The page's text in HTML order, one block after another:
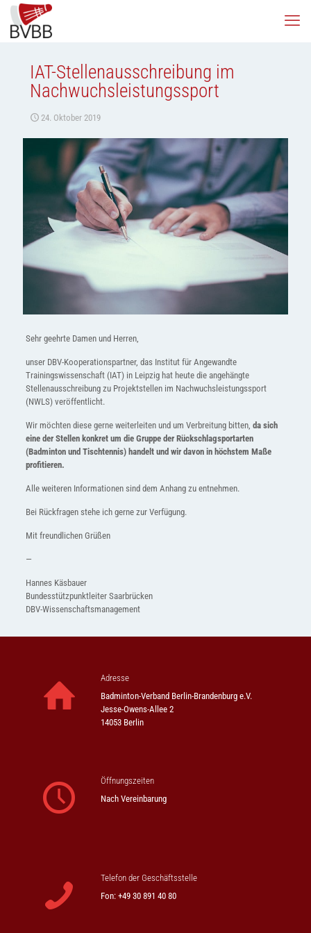
IAT-Stellenausschreibung im
Nachwuchsleistungssport
24. Oktober 2019
Sehr geehrte Damen und Herren,
unser DBV-Kooperationspartner, das Institut für Angewandte
Trainingswissenschaft (IAT) in Leipzig hat heute die angehängte
Stellenausschreibung zu Projektstellen im Nachwuchsleistungssport
(NWLS) veröffentlicht.
Wir möchten diese gerne weiterleiten und um Verbreitung bitten, da sich
eine der Stellen konkret um die Gruppe der Rückschlagsportarten
(Badminton und Tischtennis) handelt und wir davon in höchstem Maße
profitieren.
Alle weiteren Informationen sind dem Anhang zu entnehmen.
Bei Rückfragen stehe ich gerne zur Verfügung.
Mit freundlichen Grüßen
—
Hannes Käsbauer
Bundesstützpunktleiter Saarbrücken
DBV-Wissenschaftsmanagement
Adresse
Badminton-Verband Berlin-Brandenburg e.V.
Jesse-Owens-Allee 2
14053 Berlin
Öffnungszeiten
Nach Vereinbarung
Telefon der Geschäftsstelle
Fon: +49 30 891 40 80